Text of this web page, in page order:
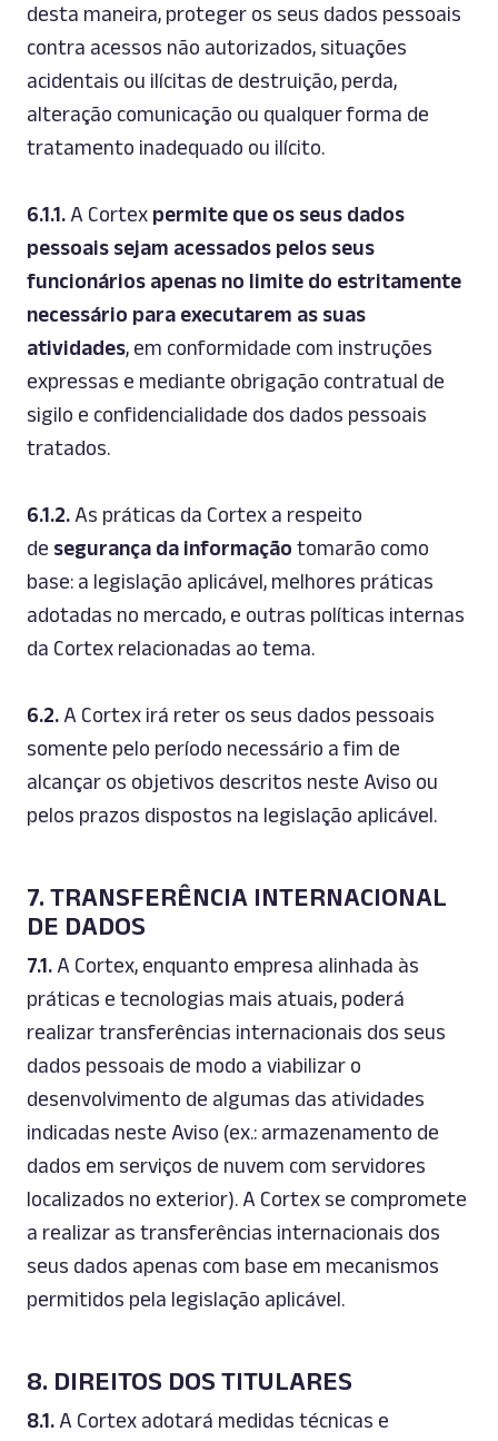
desta maneira, proteger os seus dados pessoais
contra acessos não autorizados, situações
acidentais ou ilícitas de destruição, perda,
alteração comunicação ou qualquer forma de
tratamento inadequado ou ilícito.
6.1.1. A Cortex permite que os seus dados
pessoais sejam acessados pelos seus
funcionários apenas no limite do estritamente
necessário para executarem as suas
atividades, em conformidade com instruções
expressas e mediante obrigação contratual de
sigilo e confidencialidade dos dados pessoais
tratados.
6.1.2. As práticas da Cortex a respeito
de segurança da informação tomarão como
base: a legislação aplicável, melhores práticas
adotadas no mercado, e outras políticas internas
da Cortex relacionadas ao tema.
6.2. A Cortex irá reter os seus dados pessoais
somente pelo período necessário a fim de
alcançar os objetivos descritos neste Aviso ou
pelos prazos dispostos na legislação aplicável.
7. TRANSFERÊNCIA INTERNACIONAL
DE DADOS
7.1. A Cortex, enquanto empresa alinhada às
práticas e tecnologias mais atuais, poderá
realizar transferências internacionais dos seus
dados pessoais de modo a viabilizar o
desenvolvimento de algumas das atividades
indicadas neste Aviso (ex.: armazenamento de
dados em serviços de nuvem com servidores
localizados no exterior). A Cortex se compromete
a realizar as transferências internacionais dos
seus dados apenas com base em mecanismos
permitidos pela legislação aplicável.
8. DIREITOS DOS TITULARES
8.1. A Cortex adotará medidas técnicas e